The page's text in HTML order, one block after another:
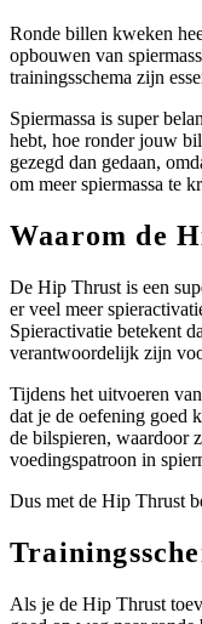
Ronde billen kweken
opbouwen van
trainingsschema zijn
Spiermassa is super
hebt, hoe ronder jouw
gezegd dan gedaan,
om meer spiermassa te
Waarom de
De Hip Thrust is een
er veel meer
Spieractivatie betekent
verantwoordelijk zijn
Tijdens het uitvoeren
dat je de oefening goed
de bilspieren, waardoor
voedingspatroon in
Dus met de Hip Thrust
Als je de Hip Thrust